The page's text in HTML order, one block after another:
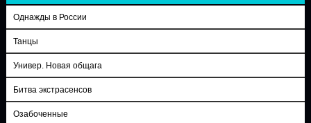
Однажды в России
Танцы
Универ. Новая общага
Битва экстрасенсов
Озабоченные